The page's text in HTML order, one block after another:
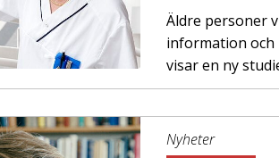
Äldre personer
information och
visar en ny
Nyheter